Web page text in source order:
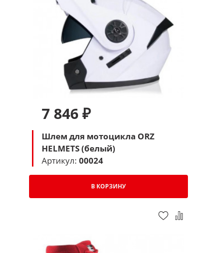
7 846 ₽
Шлем для мотоцикла ORZ
HELMETS (белый)
Артикул: 00024
В КОРЗИНУ